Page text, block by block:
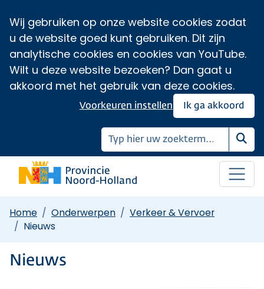
Wij gebruiken op onze website cookies zodat
u de website goed kunt gebruiken. Dit zijn
analytische cookies en cookies van YouTube.
Wilt u deze website bezoeken? Dan gaat u
akkoord met het gebruik van deze cookies.
Ik ga akkoord
Voorkeuren instellen
Home Onderwerpen
Verkeer & Vervoer
Nieuws
Nieuws